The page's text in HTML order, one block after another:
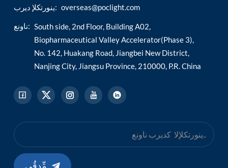
ينورتكلإ ديرب: overseas@poclight.com
ناونع: South side, 2nd Floor, Building A02,
Biopharmaceutical Valley Accelerator(Phase 3),
No. 142, Huakang Road, Jiangbei New District,
Nanjing City, Jiangsu Province, 210000, P.R. China
مِّدقُي